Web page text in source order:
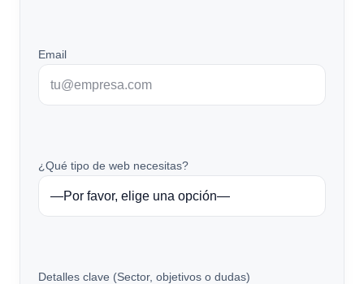
Email
¿Qué tipo de web necesitas?
Detalles clave (Sector, objetivos o dudas)